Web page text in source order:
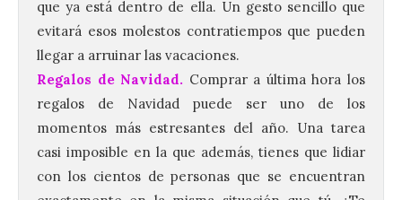
que ya está dentro de ella. Un gesto sencillo que
evitará esos molestos contratiempos que pueden
llegar a arruinar las vacaciones.
Regalos de Navidad. Comprar a última hora los
regalos de Navidad puede ser uno de los
momentos más estresantes del año. Una tarea
casi imposible en la que además, tienes que lidiar
con los cientos de personas que se encuentran